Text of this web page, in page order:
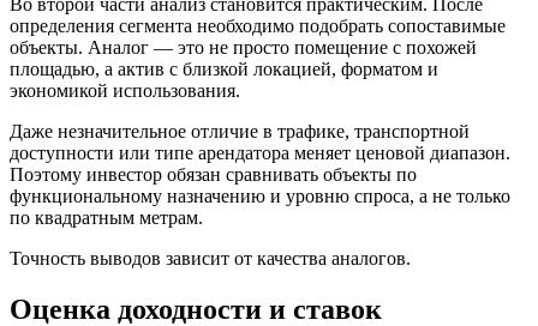
определения сегмента необходимо подобрать сопоставимые
объекты. Аналог — это не просто помещение с похожей
площадью, а актив с близкой локацией, форматом и
экономикой использования.
Даже незначительное отличие в трафике, транспортной
доступности или типе арендатора меняет ценовой диапазон.
Поэтому инвестор обязан сравнивать объекты по
функциональному назначению и уровню спроса, а не только
по квадратным метрам.
Точность выводов зависит от качества аналогов.
Оценка доходности и ставок